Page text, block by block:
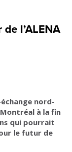
l’ALENA
nord-
à la fin
qui pourrait
le futur de